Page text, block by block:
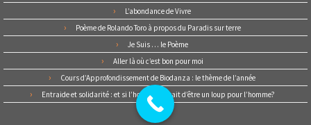
L’abondance de Vivre
Poème de Rolando Toro à propos du Paradis sur terre
Je Suis … le Poème
Aller là où c’est bon pour moi
Cours d’Approfondissement de Biodanza : le thème de l’année
Entraide et solidarité : et si l’homme cessait d’être un loup pour l’homme?